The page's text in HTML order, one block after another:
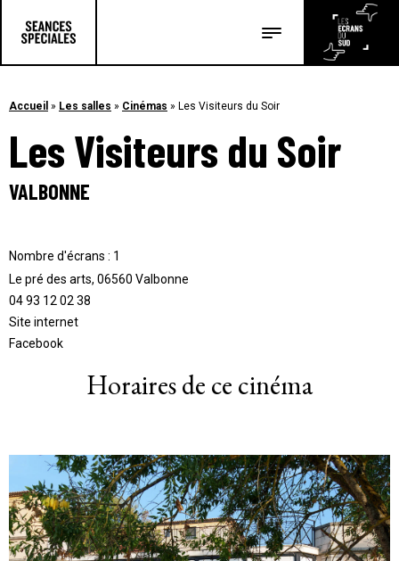
Les articles
Accueil » Les salles » Cinémas » Les Visiteurs du Soir
Les Visiteurs du Soir
VALBONNE
Nombre d'écrans : 1
Le pré des arts, 06560 Valbonne
04 93 12 02 38
Site internet
Facebook
Horaires de ce cinéma